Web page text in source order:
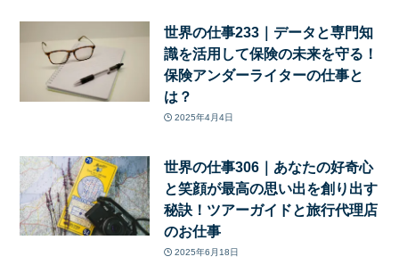
世界の仕事233｜データと専門知
識を活用して保険の未来を守る！
保険アンダーライターの仕事と
は？
2025年4月4日
世界の仕事306｜あなたの好奇心
と笑顔が最高の思い出を創り出す
秘訣！ツアーガイドと旅行代理店
のお仕事
2025年6月18日